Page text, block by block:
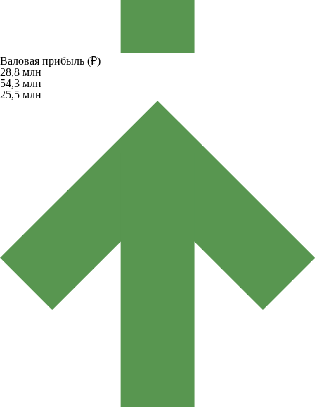
Валовая прибыль (₽)
28,8 млн
54,3 млн
25,5 млн